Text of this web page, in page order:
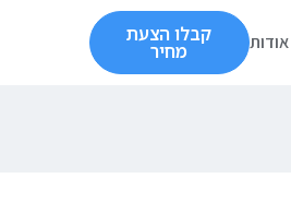
אודות קבלו הצעת
מחיר